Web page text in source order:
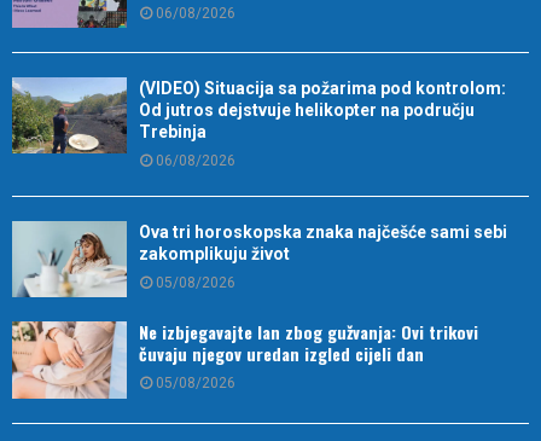
06/08/2026
(VIDEO) Situacija sa požarima pod kontrolom:
Od jutros dejstvuje helikopter na području
Trebinja
06/08/2026
Ova tri horoskopska znaka najčešće sami sebi
zakomplikuju život
05/08/2026
Ne izbjegavajte lan zbog gužvanja: Ovi trikovi
čuvaju njegov uredan izgled cijeli dan
05/08/2026